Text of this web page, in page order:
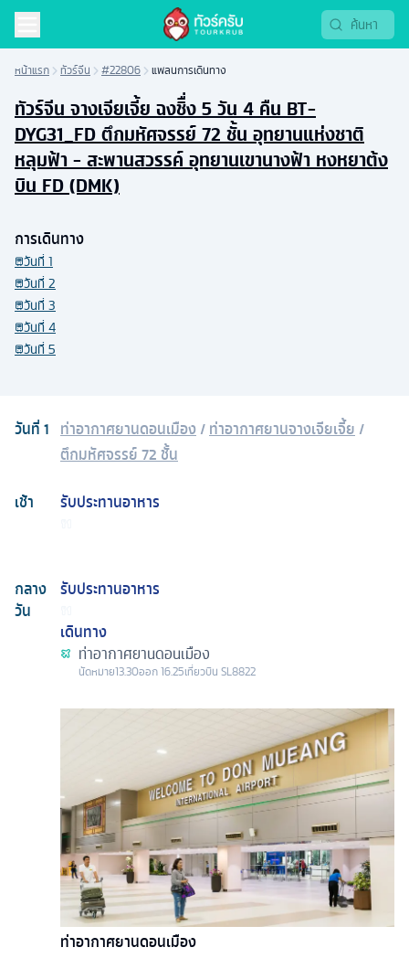
หน้าแรก ทัวร์จีน #22806 แพลนการเดินทาง
ทัวร์จีน จางเจียเจี้ย ฉงชิื่ง 5 วัน 4 คืน BT-
DYG31_FD ตึกมหัศจรรย์ 72 ชั้น อุทยานแห่งชาติ
หลุมฟ้า - สะพานสวรรค์ อุทยานเขานางฟ้า หงหยาต้ง
บิน FD (DMK)
วันที่1 ท่าอากาศยานดอนเมือง/ท่าอากาศยานจางเจียเจี้ย /
ตึกมหัศจรรย์ 72 ชั้น
เช้า
รับประทานอาหาร
กลาง
วัน
รับประทานอาหาร
เดินทาง
ท่าอากาศยานดอนเมือง
นัดหมาย13.30ออก16.25เที่ยวบิน SL8822
ท่าอากาศยานดอนเมือง
การเดินทาง
วันที่ 1
วันที่ 2
วันที่ 3
วันที่ 4
วันที่ 5